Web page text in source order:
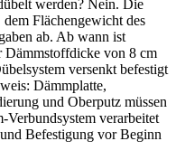
werden? Nein. Die
Flächengewicht des
ab. Ab wann ist
Dämmstoffdicke von 8 cm
versenkt befestigt
Dämmplatte,
und Oberputz müssen
Verbundsystem verarbeitet
Befestigung vor Beginn